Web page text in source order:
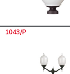
1043/P